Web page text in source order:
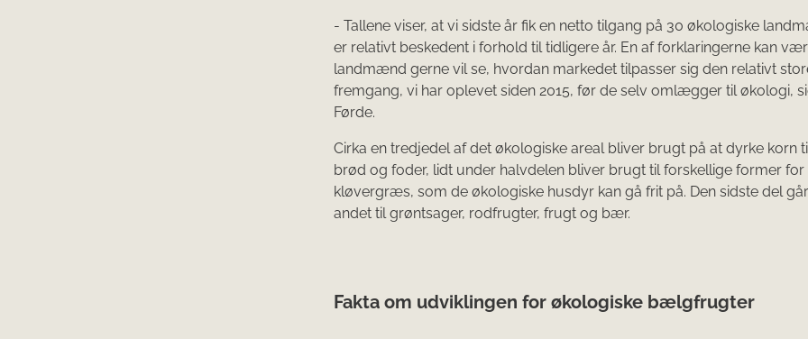
- Tallene viser, at vi sidste år fik en netto tilgang på 30 økologiske
er relativt beskedent i forhold til tidligere år. En af forklaringerne kan
landmænd gerne vil se, hvordan markedet tilpasser sig den relativt
fremgang, vi har oplevet siden 2015, før de selv omlægger til økologi,
Førde.
Cirka en tredjedel af det økologiske areal bliver brugt på at dyrke korn
brød og foder, lidt under halvdelen bliver brugt til forskellige former
kløvergræs, som de økologiske husdyr kan gå frit på. Den sidste del
andet til grøntsager, rodfrugter, frugt og bær.
Fakta om udviklingen for økologiske bælgfrugter